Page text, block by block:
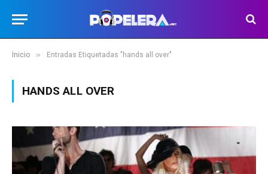
Inicio » Entradas Etiquetadas "hands all over"
HANDS ALL OVER